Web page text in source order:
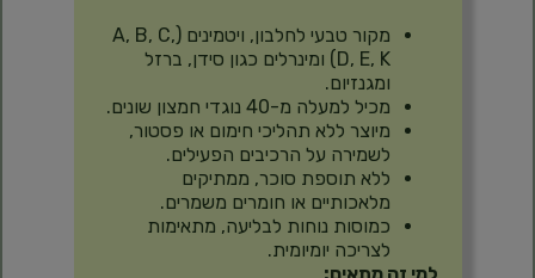
מקור טבעי לחלבון, ויטמינים (A, B, C,
D, E, K) ומינרלים כגון סידן, ברזל
ומגנזיום.
מכיל למעלה מ-40 נוגדי חמצון שונים.
מיוצר ללא תהליכי חימום או פסטור,
לשמירה על הרכיבים הפעילים.
ללא תוספת סוכר, ממתיקים
מלאכותיים או חומרים משמרים.
כמוסות נוחות לבליעה, מתאימות
לצריכה יומיומית.
למי זה מתאים: